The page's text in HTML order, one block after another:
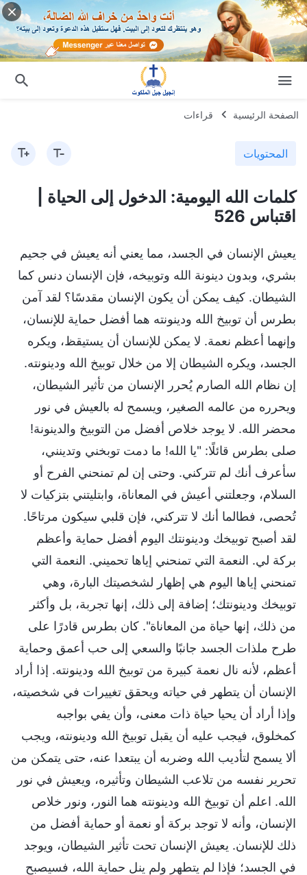
الصفحة الرئيسية قراءات
المحتويات
كلمات الله اليومية: الدخول إلى الحياة |
اقتباس 526
يعيش الإنسان في الجسد، مما يعني أنه يعيش في جحيم
بشري، وبدون دينونة الله وتوبيخه، فإن الإنسان دنس كما
الشيطان. كيف يمكن أن يكون الإنسان مقدسًا؟ لقد آمن
بطرس أن توبيخ الله ودينونته هما أفضل حماية للإنسان،
وإنهما أعظم نعمة. لا يمكن للإنسان أن يستيقظ، ويكره
الجسد، ويكره الشيطان إلا من خلال توبيخ الله ودينونته.
إن نظام الله الصارم يُحرر الإنسان من تأثير الشيطان،
ويحرره من عالمه الصغير، ويسمح له بالعيش في نور
محضر الله. لا يوجد خلاص أفضل من التوبيخ والدينونة!
صلى بطرس قائلًا: "يا الله! ما دمت توبخني وتدينني،
سأعرف أنك لم تتركني. وحتى إن لم تمنحني الفرح أو
السلام، وجعلتني أعيش في المعاناة، وابتليتني بتزكيات لا
تُحصى، فطالما أنك لا تتركني، فإن قلبي سيكون مرتاحًا.
لقد أصبح توبيخك ودينونتك اليوم أفضل حماية وأعظم
بركة لي. النعمة التي تمنحني إياها تحميني. النعمة التي
تمنحني إياها اليوم هي إظهار لشخصيتك البارة، وهي
توبيخك ودينونتك؛ إضافة إلى ذلك، إنها تجربة، بل وأكثر
من ذلك، إنها حياة من المعاناة". كان بطرس قادرًا على
طرح ملذات الجسد جانبًا والسعي إلى حب أعمق وحماية
أعظم، لأنه نال نعمة كبيرة من توبيخ الله ودينونته. إذا أراد
الإنسان أن يتطهر في حياته ويحقق تغييرات في شخصيته،
وإذا أراد أن يحيا حياة ذات معنى، وأن يفي بواجبه
كمخلوق، فيجب عليه أن يقبل توبيخ الله ودينونته، ويجب
ألا يسمح لتأديب الله وضربه أن يبتعدا عنه، حتى يتمكن من
تحرير نفسه من تلاعب الشيطان وتأثيره، ويعيش في نور
الله. اعلم أن توبيخ الله ودينونته هما النور، ونور خلاص
الإنسان، وأنه لا توجد بركة أو نعمة أو حماية أفضل من
ذلك للإنسان. يعيش الإنسان تحت تأثير الشيطان، ويوجد
في الجسد؛ فإذا لم يتطهر ولم ينل حماية الله، فسيصبح